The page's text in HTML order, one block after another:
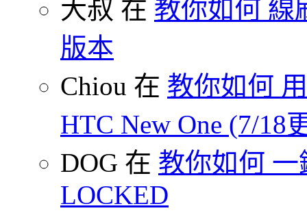
大叔 在 教你如何 線
版本
Chiou 在 教你如何
HTC New One (7/18
DOG 在 教你如何 一
LOCKED